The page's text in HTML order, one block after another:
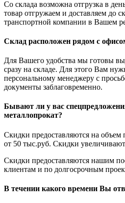
Со склада возможна отгрузка в
товар отгружаем и доставляем до
транспортной компании в Вашем
Склад расположен рядом с
Для Вашего удобства мы готовы
сразу на складе. Для этого Вам
персональному менеджеру с
документы заблаговременно.
Бывают ли у вас
металлопрокат?
Скидки предоставляются на объем
от 50 тыс.руб. Скидки
Скидки предоставляются нашим
клиентам и по долгосрочным
В течении какого времени Вы